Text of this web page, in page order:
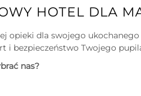
HOTEL DLA
opieki dla swojego
i bezpieczeństwo Twojego
nas?